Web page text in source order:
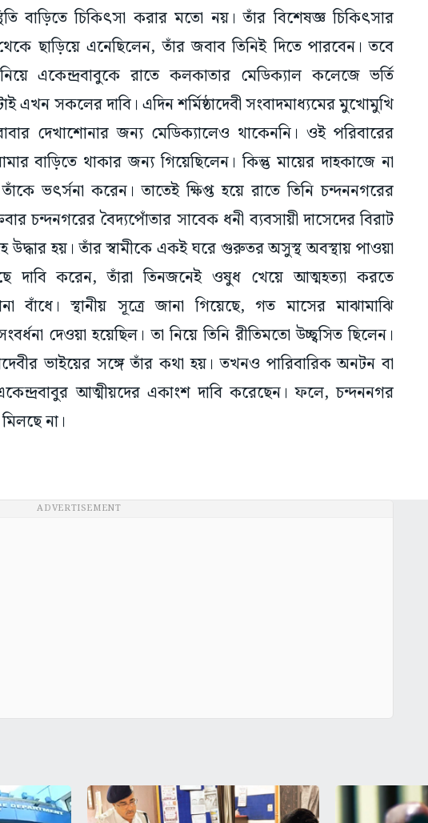
বাড়িতে চিকিৎসা করার মতো নয়। তাঁর বিশেষজ্ঞ চিকিৎসার
ছাড়িয়ে এনেছিলেন, তাঁর জবাব তিনিই দিতে পারবেন। তবে
একেন্দ্রবাবুকে রাতে কলকাতার মেডিক্যাল কলেজে ভর্তি
সকলের দাবি। এদিন শর্মিষ্ঠাদেবী সংবাদমাধ্যমের মুখোমুখি
দেখাশোনার জন্য মেডিক্যালেও থাকেননি। ওই পরিবারের
বাড়িতে থাকার জন্য গিয়েছিলেন। কিন্তু মায়ের দাহকাজে না
ভৎর্সনা করেন। তাতেই ক্ষিপ্ত হয়ে রাতে তিনি চন্দননগরের
চন্দনগরের বৈদ্যপোঁতার সাবেক ধনী ব্যবসায়ী দাসেদের বিরাট
উদ্ধার হয়। তাঁর স্বামীকে একই ঘরে গুরুতর অসুস্থ অবস্থায় পাওয়া
দাবি করেন, তাঁরা তিনজনেই ওষুধ খেয়ে আত্মহত্যা করতে
বাঁধে। স্থানীয় সূত্রে জানা গিয়েছে, গত মাসের মাঝামাঝি
দেওয়া হয়েছিল। তা নিয়ে তিনি রীতিমতো উচ্ছ্বসিত ছিলেন।
ভাইয়ের সঙ্গে তাঁর কথা হয়। তখনও পারিবারিক অনটন বা
আত্মীয়দের একাংশ দাবি করেছেন। ফলে, চন্দননগর
না।
ADVERTISEMENT